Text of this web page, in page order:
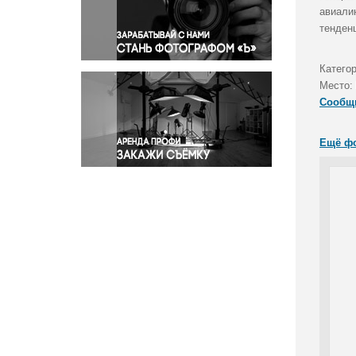
Правосудие
Происшествия и конфликты
Религия
Светская жизнь
Спорт
Экология
Экономика и бизнес
Место:
Ещё